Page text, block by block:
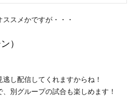
スメかですが・・・
）
し配信してくれますからね！
別グループの試合も楽しめます！